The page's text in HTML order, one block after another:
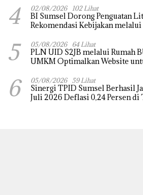
4 02/08/2026 102 Lihat
BI Sumsel Dorong Penguatan
Rekomendasi Kebijakan melalui
2026
5 05/08/2026 64 Lihat
PLN UID S2JB melalui Rumah
UMKM Optimalkan Website
6 05/08/2026 59 Lihat
Sinergi TPID Sumsel Berhasil
Juli 2026 Deflasi 0,24 Persen di